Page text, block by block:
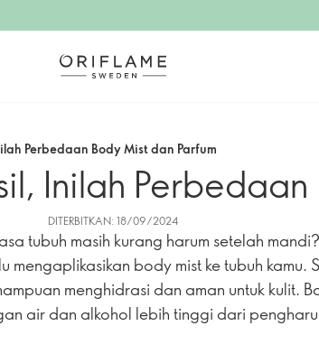
Perbedaan Body Mist dan Parfum
Inilah
DITERBITKAN: 18/09/2024
tubuh masih kurang harum setelah
mengaplikasikan body mist ke tubuh kamu.
menghidrasi dan aman untuk kulit.
air dan alkohol lebih tinggi dari